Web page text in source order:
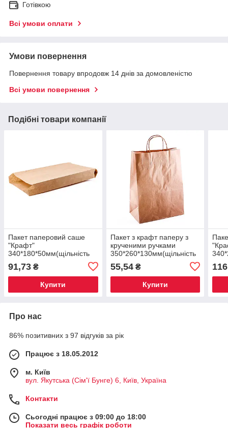
Готівкою
Всі умови оплати
Умови повернення
Повернення товару впродовж 14 днів за домовленістю
Всі умови повернення
Подібні товари компанії
Пакет паперовий саше
"Крафт"
340*180*50мм(щільність
(100шт/уп)(1500шт/ящ)
91,73 ₴
Купити
Пакет з крафт паперу з
крученими ручками
350*260*130мм(щільність
80г/м2)(Арт 700)(10шт/уп)
(100шт/ящ)
55,54₴
Купити
Про нас
86% позитивних з 97 відгуків за рік
Працює з 18.05.2012
м. Київ
вул. Якутська (Сім'ї Бунге) 6, Київ, Україна
Контакти
Сьогодні працює з 09:00 до 18:00
Показати весь графік роботи